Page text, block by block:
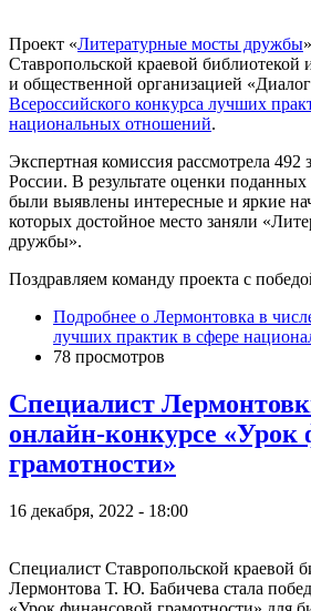
Проект «Литературные мосты дружбы
Ставропольской краевой
и общественной организацией
Всероссийского конкурса лучших
национальных отношений.
Экспертная комиссия рассмотрела 492
России. В результате оценки поданных
были выявлены интересные и яркие
которых достойное место заняли
дружбы».
Поздравляем команду проекта с
Подробнее о Лермонтовка в
лучших практик в сфере
78 просмотров
Специалист
онлайн-конкурсе «Урок
грамотности»
16 декабря, 2022 - 18:00
Специалист Ставропольской краевой
Лермонтова Т. Ю. Бабичева стала